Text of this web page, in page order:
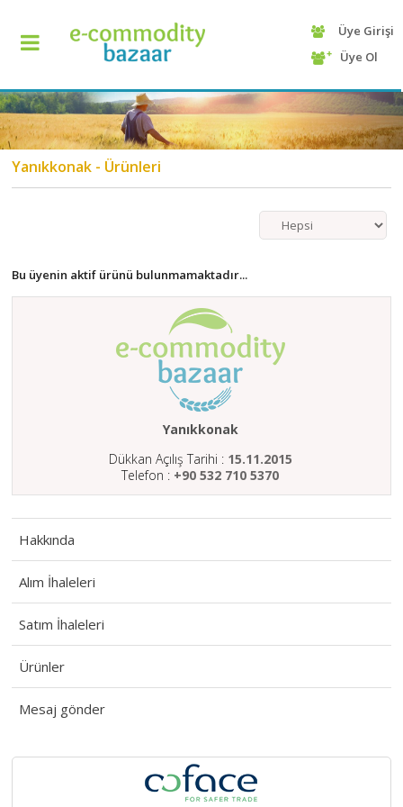
+90
425
13
70
ALIM
İHALELERİ
DUYURULAR
SSS
İLETİŞİM
Üye Girişi
Üye Ol
Yanıkkonak - Ürünleri
Bu üyenin aktif ürünü bulunmamaktadır...
Yanıkkonak
Dükkan Açılış Tarihi : 15.11.2015
Telefon : +90 532 710 5370
Hakkında
Alım İhaleleri
Satım İhaleleri
Ürünler
Mesaj gönder